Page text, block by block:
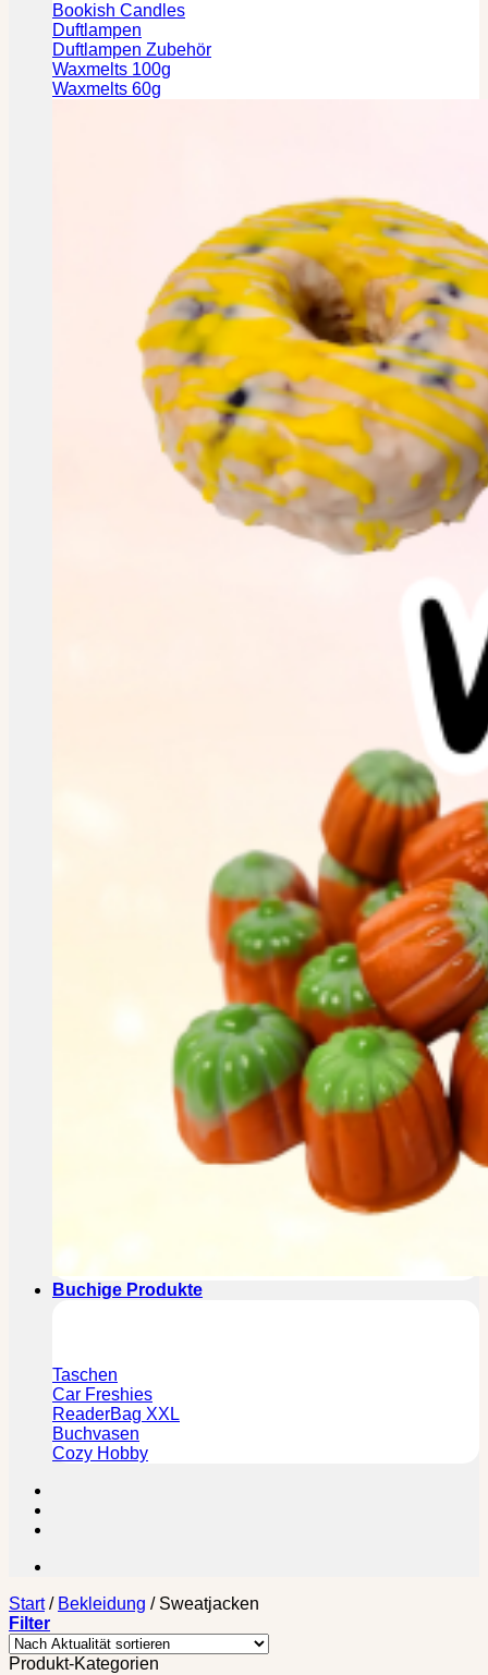
Bookish Candles
Duftlampen
Duftlampen Zubehör
Waxmelts 100g
Waxmelts 60g
Buchige Produkte
Taschen
Car Freshies
ReaderBag XXL
Buchvasen
Cozy Hobby
Start / Bekleidung /Sweatjacken
Filter
Produkt-Kategorien